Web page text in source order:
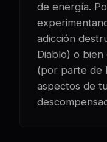
de energía.
adicción
Diablo) o
(por parte de
aspectos de